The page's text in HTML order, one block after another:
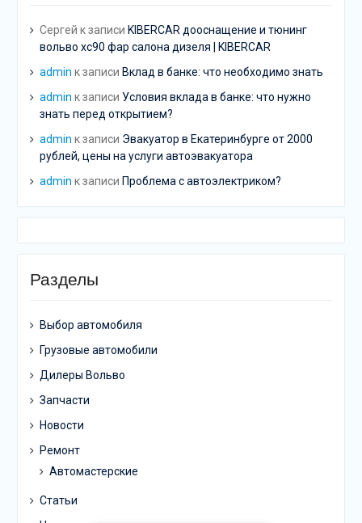
Сергей к записи KIBERCAR дооснащение и тюнинг
вольво хс90 фар салона дизеля | KIBERCAR
admin к записи Вклад в банке: что необходимо знать
admin к записи Условия вклада в банке: что нужно
знать перед открытием?
admin к записи Эвакуатор в Екатеринбурге от 2000
рублей, цены на услуги автоэвакуатора
admin к записи Проблема с автоэлектриком?
Разделы
Выбор автомобиля
Грузовые автомобили
Дилеры Вольво
Запчасти
Новости
Ремонт
Автомастерские
Статьи